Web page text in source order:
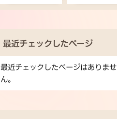
最近チェックしたページ
最近チェックしたページはありませ
ん。